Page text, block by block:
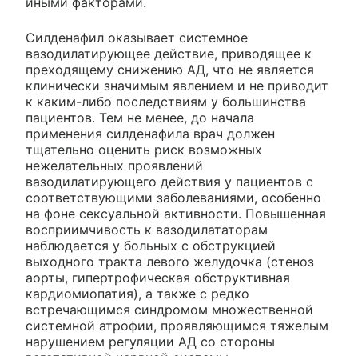
Силденафил оказывает системное
вазодилатирующее действие, приводящее к
преходящему снижению АД, что не является
клинически значимым явлением и не приводит
к каким-либо последствиям у большинства
пациентов. Тем не менее, до начала
применения силденафила врач должен
тщательно оценить риск возможных
нежелательных проявлений
вазодилатирующего действия у пациентов с
соответствующими заболеваниями, особенно
на фоне сексуальной активности. Повышенная
восприимчивость к вазодилататорам
наблюдается у больных с обструкцией
выходного тракта левого желудочка (стеноз
аорты, гипертрофическая обструктивная
кардиомиопатия), а также с редко
встречающимся синдромом множественной
системной атрофии, проявляющимся тяжелым
нарушением регуляции АД со стороны